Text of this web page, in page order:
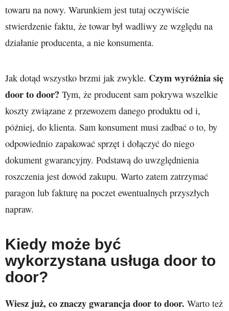
towaru na nowy. Warunkiem jest tutaj oczywiście
stwierdzenie faktu, że towar był wadliwy ze względu na
działanie producenta, a nie konsumenta.
Jak dotąd wszystko brzmi jak zwykle. Czym wyróżnia się
door to door? Tym, że producent sam pokrywa wszelkie
koszty związane z przewozem danego produktu od i,
później, do klienta. Sam konsument musi zadbać o to, by
odpowiednio zapakować sprzęt i dołączyć do niego
dokument gwarancyjny. Podstawą do uwzględnienia
roszczenia jest dowód zakupu. Warto zatem zatrzymać
paragon lub fakturę na poczet ewentualnych przyszłych
napraw.
Kiedy może być
wykorzystana usługa door to
door?
Wiesz już, co znaczy gwarancja door to door. Warto też